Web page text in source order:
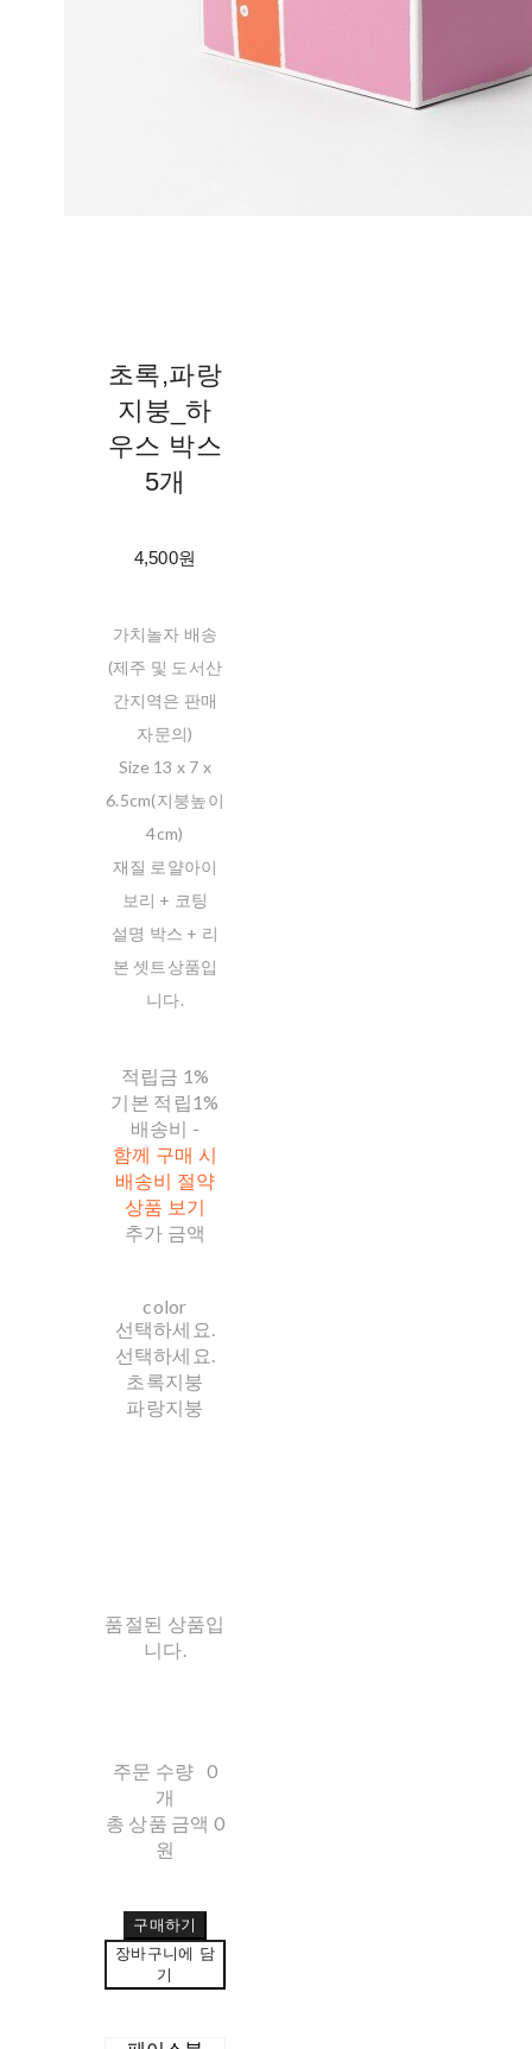
초록,파랑
지붕_하
우스 박스
5개
4,500원
가치놀자 배송
(제주 및 도서산
간지역은 판매
자문의)
Size 13 x 7 x
6.5cm(지붕높이
4cm)
재질 로얄아이
보리 + 코팅
설명 박스 + 리
본 셋트상품입
니다.
적립금 1%
기본 적립1%
배송비 -
함께 구매 시
배송비 절약
상품 보기
추가 금액
color
선택하세요.
선택하세요.
초록지붕
파랑지붕
품절된 상품입
니다.
주문 수량 0
개
총 상품 금액 0
원
구매하기
장바구니에 담
기